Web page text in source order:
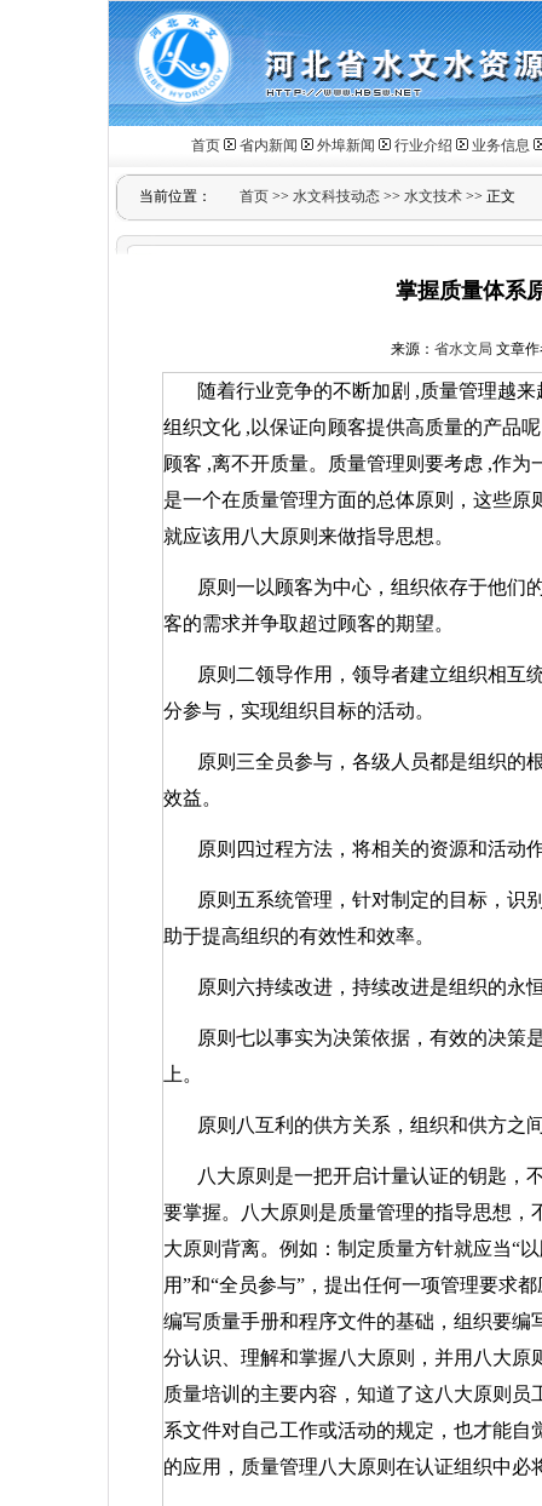
首页 省内新闻 外埠新闻 行业介绍 业务信息
当前位置： 首页 >> 水文科技动态 >> 水文技术 >> 正文
掌握质量体系
来源： 省水文局 文章作
随着行业竞争的不断加剧 ,质量管理越
组织文化 , 以保证向顾客提供高质量的产品
顾客 ,离不开质量。质量管理则要考虑 ,作为
是一个在质量管理方面的总体原则，这些
就应该用八大原则来做指导思想。
原则一以顾客为中心，组织依存于他们
客的需求并争取超过顾客的期望。
原则二领导作用，领导者建立组织相互
分参与，实现组织目标的活动。
原则三全员参与，各级人员都是组织的
效益。
原则四过程方法，将相关的资源和活动
原则五系统管理，针对制定的目标，识
助于提高组织的有效性和效率。
原则六持续改进，持续改进是组织的永
原则七以事实为决策依据，有效的决策
上。
原则八互利的供方关系，组织和供方之
八大原则是一把开启计量认证的钥匙，
要掌握。八大原则是质量管理的指导思想
大原则背离。例如：制定质量方针就应当“
用”和“全员参与”，提出任何一项管理要求
编写质量手册和程序文件的基础，组织要
分认识、理解和掌握八大原则，并用八大
质量培训的主要内容，知道了这八大原则
系文件对自己工作或活动的规定，也才能
的应用，质量管理八大原则在认证组织中必